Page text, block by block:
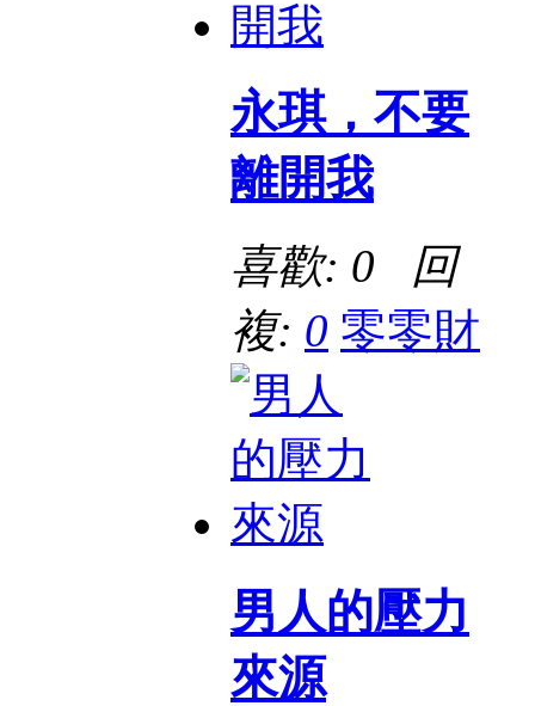
永琪，不要
離開我
喜歡: 0 回
複: 0 零零財
男人的壓力
來源